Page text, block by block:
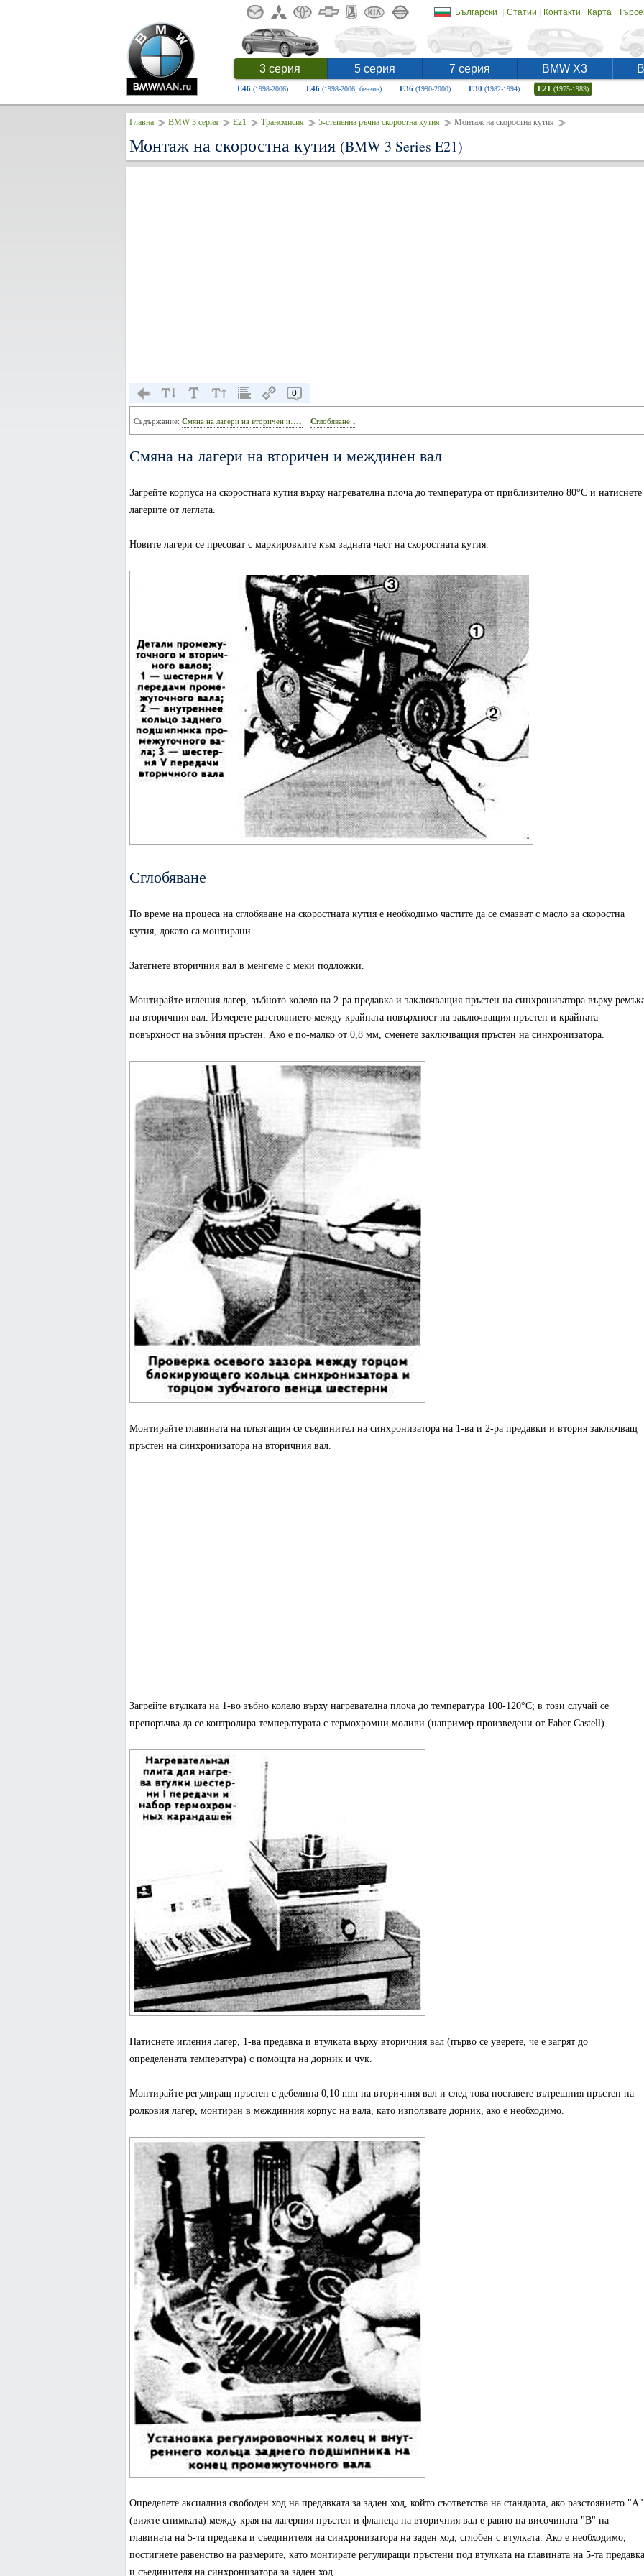
Български | Статии | Контакти | Карта|
3 серия 5 серия 7 серия BMW X3
E46 (1998-2006) E46 (1998-2006, бензин) E36 (1990-2000) E30 (1982-1994) E21 (1975-1983)
Главна BMW 3 серия E21 Трансмисия 5-степенна ръчна скоростна кутия Монтаж на скоростна кутия
Монтаж на скоростна кутия (BMW 3 Series E21)
0
Съдържание: Смяна на лагери на вторичен и…↓ Сглобяване ↓
Смяна на лагери на вторичен и междинен вал
Загрейте корпуса на скоростната кутия върху нагревателна плоча до температура от приблизително 80°C и натиснете
лагерите от леглата.
Новите лагери се пресоват с маркировките към задната част на скоростната кутия.
Сглобяване
По време на процеса на сглобяване на скоростната кутия е необходимо частите да се смазват с масло за скоростна
кутия, докато са монтирани.
Затегнете вторичния вал в менгеме с меки подложки.
Монтирайте игления лагер, зъбното колело на 2-ра предавка и заключващия пръстен на синхронизатора върху
на вторичния вал. Измерете разстоянието между крайната повърхност на заключващия пръстен и крайната
повърхност на зъбния пръстен. Ако е по-малко от 0,8 мм, сменете заключващия пръстен на синхронизатора.
Монтирайте главината на плъзгащия се съединител на синхронизатора на 1-ва и 2-ра предавки и втория заключващ
пръстен на синхронизатора на вторичния вал.
Загрейте втулката на 1-во зъбно колело върху нагревателна плоча до температура 100-120°C; в този случай се
препоръчва да се контролира температурата с термохромни моливи (например произведени от Faber Castell).
Натиснете игления лагер, 1-ва предавка и втулката върху вторичния вал (първо се уверете, че е загрят до
определената температура) с помощта на дорник и чук.
Монтирайте регулиращ пръстен с дебелина 0,10 mm на вторичния вал и след това поставете вътрешния пръстен на
ролковия лагер, монтиран в междинния корпус на вала, като използвате дорник, ако е необходимо.
Определете аксиалния свободен ход на предавката за заден ход, който съответства на стандарта, ако разстоянието "A"
(вижте снимката) между края на лагерния пръстен и фланеца на вторичния вал е равно на височината "B" на
главината на 5-та предавка и съединителя на синхронизатора на заден ход, сглобен с втулката. Ако е необходимо,
постигнете равенство на размерите, като монтирате регулиращи пръстени под втулката на главината на 5-та предавка
и съединителя на синхронизатора за заден ход.